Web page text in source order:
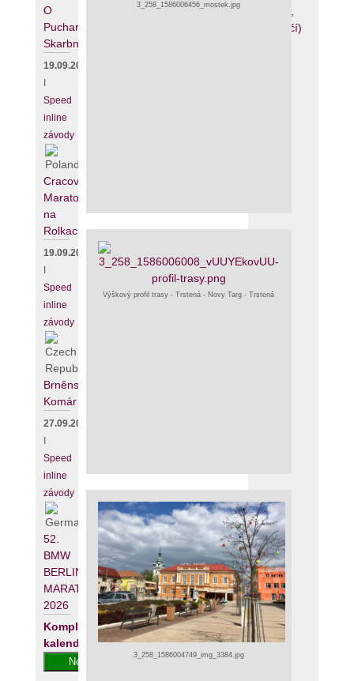
O
Puchar
Skarbnika
19.09.2026
Speed
inline
závody
Cracovia
Maraton
na
Rolkach
19.09.2026
Speed
inline
závody
Brněnský
Komár
27.09.2026
Speed
inline
závody
52.
BMW
BERLIN-
MARATHON
2026
Kompletní
kalendář
3_258_1586006456_mostek.jpg
Výškový profil trasy - Trstená - Novy Targ - Trstená
3_258_1586004749_img_3384.jpg
ale stačí)